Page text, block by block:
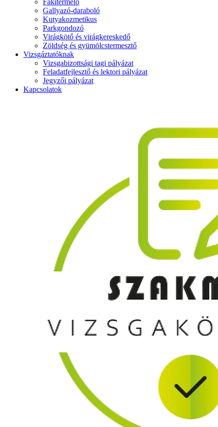
Fakitermelő
Gallyazó-daraboló
Kutyakozmetikus
Parkgondozó
Virágkötő és virágkereskedő
Zöldség és gyümölcstermesztő
Vizsgáztatóknak
Vizsgabizottsági tagi pályázat
Feladatfejlesztő és lektori pályázat
Jegyzői pályázat
Kapcsolatok